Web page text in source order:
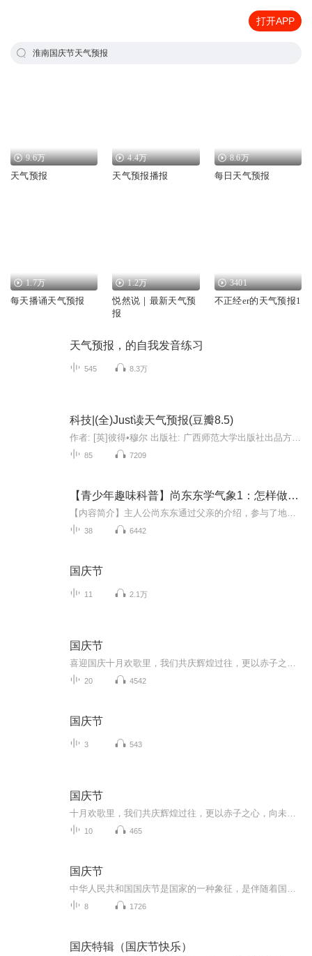
打开APP
淮南国庆节天气预报
9.6万
天气预报
4.4万
天气预报播报
8.6万
每日天气预报
1.7万
每天播诵天气预报
1.2万
悦然说｜最新天气预
报
3401
不正经er的天气预报1
天气预报，的自我发音练习
545 8.3万
科技|(全)Just读天气预报(豆瓣8.5)
85 7209
【青少年趣味科普】尚东东学气象1：怎样做天气预报
38 6442
国庆节
11 2.1万
国庆节
20 4542
国庆节
3 543
国庆节
10 465
国庆节
8 1726
国庆特辑（国庆节快乐）